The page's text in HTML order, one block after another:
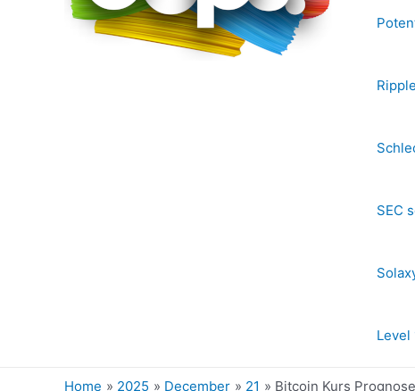
SEC
Level
Home 2025 December 21 Bitcoin Kurs